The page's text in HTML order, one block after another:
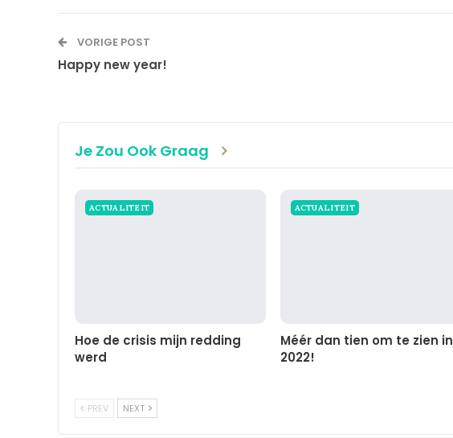
VORIGE POST
Happy new year!
Je Zou Ook Graag
ACTUALITEIT
Hoe de crisis mijn redding
werd
ACTUALITEIT
Méér dan tien om te zien in
2022!
PREV NEXT